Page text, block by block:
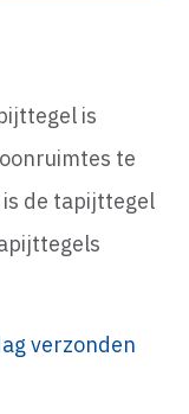
is
te
de tapijttegel
verzonden